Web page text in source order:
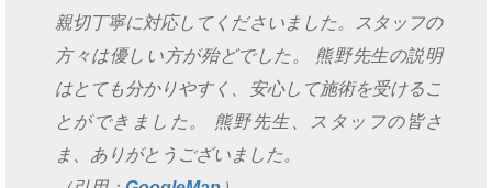
親切丁寧に対応してくださいました。スタッフの
方々は優しい方が殆どでした。 熊野先生の説明
はとても分かりやすく、安心して施術を受けるこ
とができました。 熊野先生、スタッフの皆さ
ま、ありがとうございました。